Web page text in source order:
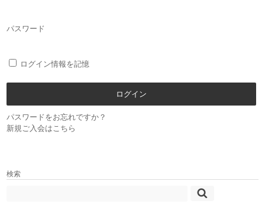
パスワード
ログイン情報を記憶
パスワードをお忘れですか？
新規ご入会はこちら
検索